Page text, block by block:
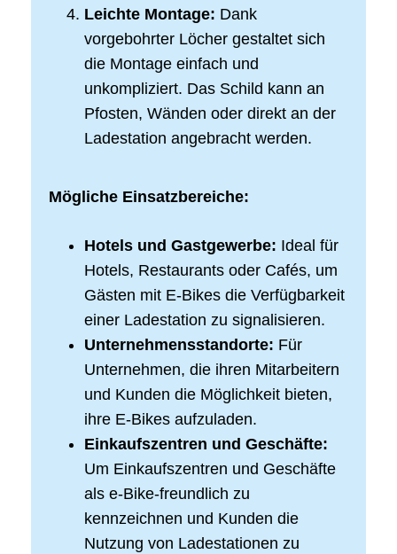
Leichte Montage: Dank
vorgebohrter Löcher gestaltet sich
die Montage einfach und
unkompliziert. Das Schild kann an
Pfosten, Wänden oder direkt an der
Ladestation angebracht werden.
Mögliche Einsatzbereiche:
Hotels und Gastgewerbe: Ideal für
Hotels, Restaurants oder Cafés, um
Gästen mit E-Bikes die Verfügbarkeit
einer Ladestation zu signalisieren.
Unternehmensstandorte: Für
Unternehmen, die ihren Mitarbeitern
und Kunden die Möglichkeit bieten,
ihre E-Bikes aufzuladen.
Einkaufszentren und Geschäfte:
Um Einkaufszentren und Geschäfte
als e-Bike-freundlich zu
kennzeichnen und Kunden die
Nutzung von Ladestationen zu